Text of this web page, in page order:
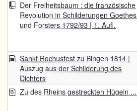
Der Freiheitsbaum : die französische
Revolution in Schilderungen Goethes
und Forsters 1792/93 | 1. Aufl.
Sankt Rochusfest zu Bingen 1814 |
Auszug aus der Schilderung des
Dichters
Zu des Rheins gestreckten Hügeln ...